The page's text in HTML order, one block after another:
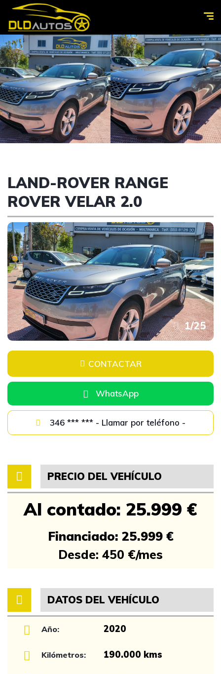
LAND-ROVER RANGE
ROVER VELAR 2.0
1/25
CONTACTAR
WhatsApp
346 *** *** - Llamar por teléfono -
PRECIO DEL VEHÍCULO
Al contado: 25.999 €
Financiado: 25.999 €
Desde: 450 €/mes
DATOS DEL VEHÍCULO
Año: 2020
Kilómetros: 190.000 kms